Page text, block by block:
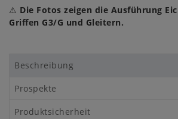
⚠ Die Fotos zeigen die Ausführung
Griffen G3/G und Gleitern.
Beschreibung
Prospekte
Produktsicherheit